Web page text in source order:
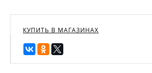
КУПИТЬ В МАГАЗИНАХ